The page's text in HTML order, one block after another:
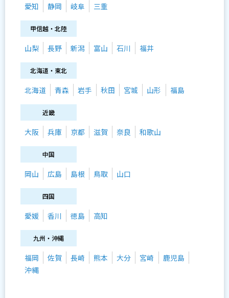
愛知 静岡 岐阜 三重
甲信越・北陸
山梨 長野 新潟 富山 石川 福井
北海道・東北
北海道 青森 岩手 秋田 宮城 山形 福島
近畿
大阪 兵庫 京都 滋賀 奈良 和歌山
中国
岡山 広島 島根 鳥取 山口
四国
愛媛 香川 徳島 高知
九州・沖縄
福岡 佐賀 長崎 熊本 大分 宮崎
鹿児島
沖縄